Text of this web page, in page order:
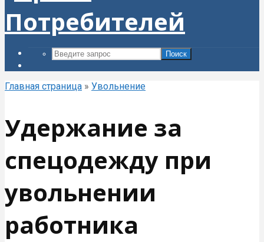
Поиск
Главная страница » Увольнение
Удержание за
спецодежду при
увольнении
работника